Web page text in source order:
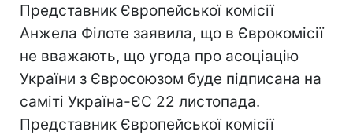
Представник Європейської комісії
Анжела Філоте заявила, що в Єврокомісії
не вважають, що угода про асоціацію
України з Євросоюзом буде підписана на
саміті Україна-ЄС 22 листопада.
Представник Європейської комісії